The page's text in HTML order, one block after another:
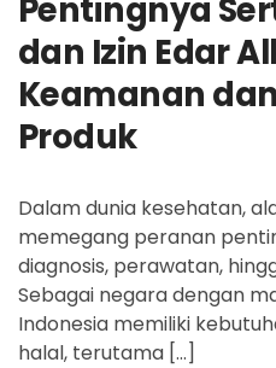
Pentingnya
dan Izin Edar
Keamanan
Produk
Dalam dunia kesehatan,
memegang peranan
diagnosis, perawatan,
Sebagai negara dengan
Indonesia memiliki
halal, terutama […]